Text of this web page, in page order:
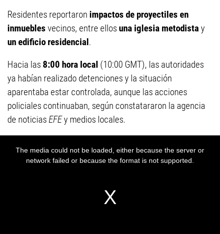
Residentes reportaron impactos de proyectiles en
inmuebles vecinos, entre ellosuna iglesia metodistay
un edificio residencial.
Hacia las 8:00 hora local (10:00 GMT), las autoridades
ya habían realizado detenciones y la situación
aparentaba estar controlada, aunque las acciones
policiales continuaban, según constatararon la agencia
de noticiasEFEy medios locales.